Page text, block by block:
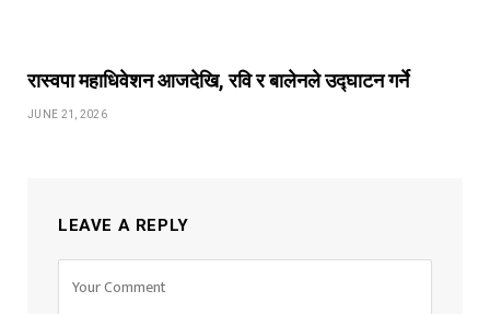
रास्वपा महाधिवेशन आजदेखि, रवि र बालेनले उद्‍घाटन गर्ने
JUNE 21, 2026
LEAVE A REPLY